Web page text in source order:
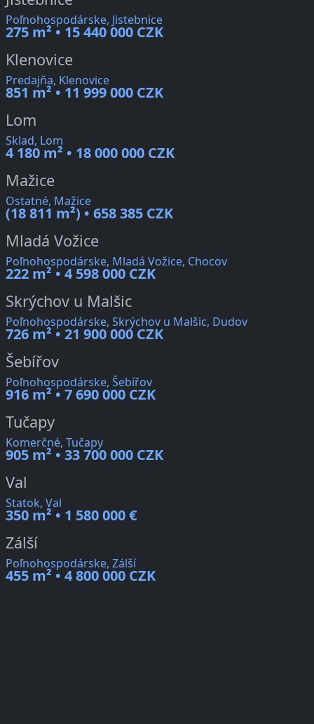
Poľnohospodárske, Jistebnice
275 m² • 15 440 000 CZK
Klenovice
Predajňa, Klenovice
851 m² • 11 999 000 CZK
Lom
Sklad, Lom
4 180 m² • 18 000 000 CZK
Mažice
Ostatné, Mažice
(18 811 m²) • 658 385 CZK
Mladá Vožice
Poľnohospodárske, Mladá Vožice, Chocov
222 m² • 4 598 000 CZK
Skrýchov u Malšic
Poľnohospodárske, Skrýchov u Malšic, Dudov
726 m² • 21 900 000 CZK
Šebířov
Poľnohospodárske, Šebířov
916 m² • 7 690 000 CZK
Tučapy
Komerčné, Tučapy
905 m² • 33 700 000 CZK
Val
Statok, Val
350 m² • 1 580 000 €
Zálší
Poľnohospodárske, Zálší
455 m² • 4 800 000 CZK